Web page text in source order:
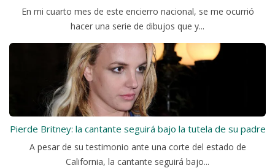
En mi cuarto mes de este encierro nacional, se me ocurrió
hacer una serie de dibujos que y...
Pierde Britney: la cantante seguirá bajo la tutela de su padre
A pesar de su testimonio ante una corte del estado de
California, la cantante seguirá bajo...